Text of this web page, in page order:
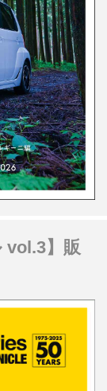
vol.3】販